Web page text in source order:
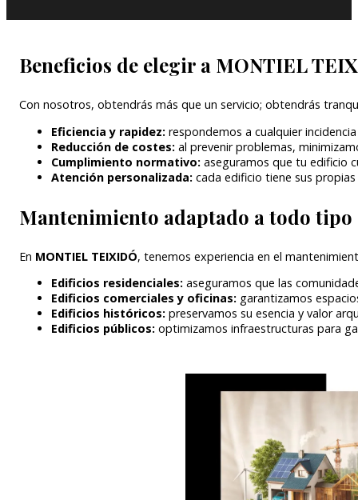
Beneficios de elegir a MONTIEL
Con nosotros, obtendrás más que un servicio; obtendrás
Eficiencia y rapidez: respondemos a cualquier
Reducción de costes: al prevenir problemas,
Cumplimiento normativo: aseguramos que tu edificio
Atención personalizada: cada edificio tiene sus
Mantenimiento adaptado a todo tipo
En MONTIEL TEIXIDÓ, tenemos experiencia en el
Edificios residenciales: aseguramos que las
Edificios comerciales y oficinas: garantizamos
Edificios históricos: preservamos su esencia y valor
Edificios públicos: optimizamos infraestructuras para